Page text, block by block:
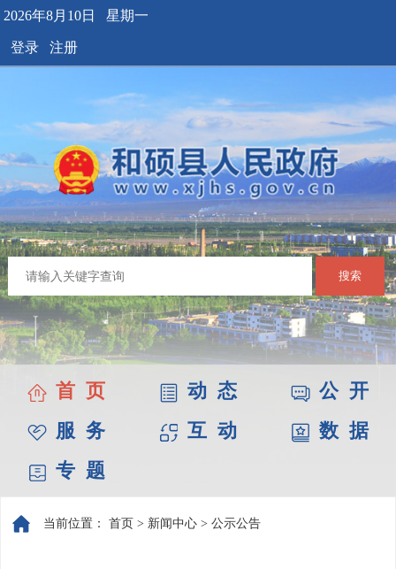
2026年8月10日 星期一
登录 注册
搜索
首 页 动 态
公 开
服 务
互 动
数 据
专 题
当前位置： 首页 > 新闻中心 > 公示公告